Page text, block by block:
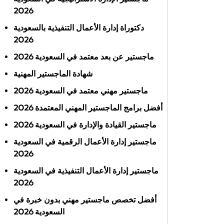
2026
دكتوراة إدارة الأعمال التنفيذية بالسعودية
2026
ماجستير عن بعد معتمد في السعودية 2026
شهادة الماجستير المهنية
ماجستير مهني معتمد في السعودية 2026
أفضل برامج الماجستير المهني المعتمدة 2026
ماجستير القيادة والإدارة في السعودية 2026
ماجستير إدارة الأعمال الرقمية في السعودية
2026
ماجستير إدارة الأعمال التنفيذية في السعودية
2026
أفضل تخصص ماجستير مهني بدون خبرة في
السعودية 2026